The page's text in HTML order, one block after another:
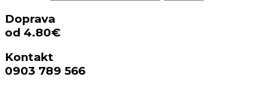
Doprava
od 4.80€
Kontakt
0903 789 566